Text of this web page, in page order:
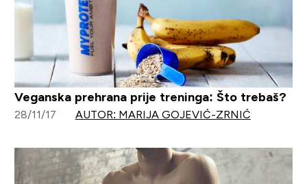
Veganska prehrana prije treninga: Što trebaš?
28/11/17 AUTOR: MARIJA GOJEVIĆ-ZRNIĆ